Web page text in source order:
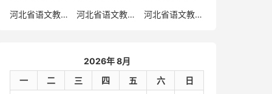
河北省语文教师编制考试真题
河北省语文教师编制考试真题卷 河北省语文教师考试
2026年 8月
一
二 三 四 五 六
日